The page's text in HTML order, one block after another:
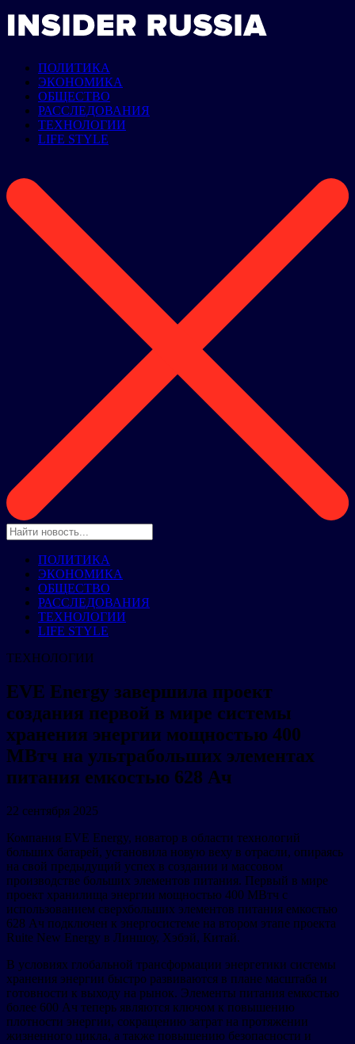
ПОЛИТИКА
ЭКОНОМИКА
ОБЩЕСТВО
РАССЛЕДОВАНИЯ
ТЕХНОЛОГИИ
LIFE STYLE
ПОЛИТИКА
ЭКОНОМИКА
ОБЩЕСТВО
РАССЛЕДОВАНИЯ
ТЕХНОЛОГИИ
LIFE STYLE
ТЕХНОЛОГИИ
EVE Energy завершила проект
создания первой в мире системы
хранения энергии мощностью 400
МВтч на ультрабольших элементах
питания емкостью 628 Ач
22 сентября 2025
Компания EVE Energy, новатор в области технологий
больших батарей, установила новую веху в отрасли, опираясь
на свой предыдущий успех в создании и массовом
производстве больших элементов питания. Первый в мире
проект хранилища энергии мощностью 400 МВтч с
использованием сверхбольших элементов питания емкостью
628 Ач подключен к энергосистеме на втором этапе проекта
Ruite New Energy в Линшоу, Хэбэй, Китай.
В условиях глобальной трансформации энергетики системы
хранения энергии быстро развиваются в плане масштаба и
готовности к выходу на рынок. Элементы питания емкостью
более 600 Ач теперь являются ключом к повышению
плотности энергии, сокращению затрат на протяжении
жизненного цикла, а также повышению безопасности и